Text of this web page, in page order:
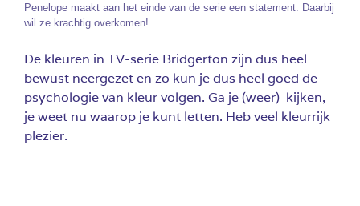
Penelope maakt aan het einde van de serie een statement. Daarbij
wil ze krachtig overkomen!
De kleuren in TV-serie Bridgerton zijn dus heel
bewust neergezet en zo kun je dus heel goed de
psychologie van kleur volgen. Ga je (weer) kijken,
je weet nu waarop je kunt letten. Heb veel kleurrijk
plezier.